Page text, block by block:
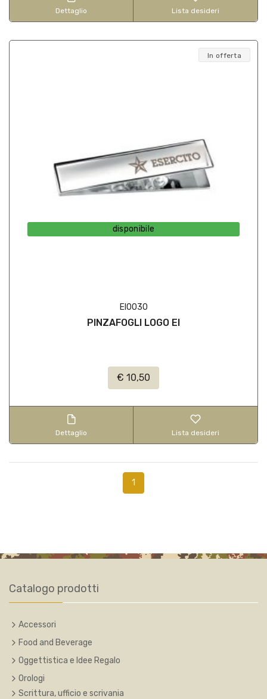
Dettaglio Lista desideri
In offerta
disponibile
EI0030
PINZAFOGLI LOGO EI
€ 10,50
Dettaglio Lista desideri
1
Catalogo prodotti
Accessori
Food and Beverage
Oggettistica e Idee Regalo
Orologi
Scrittura, ufficio e scrivania